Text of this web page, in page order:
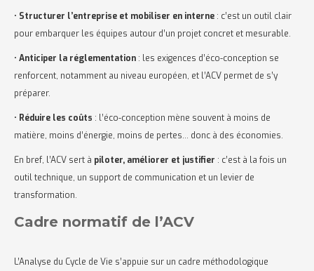
• Structurer l’entreprise et mobiliser en interne : c’est un outil clair
pour embarquer les équipes autour d’un projet concret et mesurable.
• Anticiper la réglementation : les exigences d’éco-conception se
renforcent, notamment au niveau européen, et l’ACV permet de s’y
préparer.
• Réduire les coûts : l’éco-conception mène souvent à moins de
matière, moins d’énergie, moins de pertes… donc à des économies.
En bref, l’ACV sert à piloter, améliorer et justifier : c’est à la fois un
outil technique, un support de communication et un levier de
transformation.
Cadre normatif de l’ACV
L’Analyse du Cycle de Vie s’appuie sur un cadre méthodologique